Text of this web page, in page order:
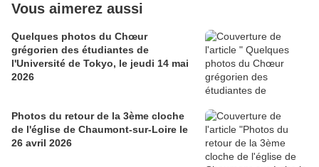
Vous aimerez aussi
Quelques photos du Chœur
grégorien des étudiantes de
l'Université de Tokyo, le jeudi 14 mai
2026
Photos du retour de la 3ème cloche
de l'église de Chaumont-sur-Loire le
26 avril 2026